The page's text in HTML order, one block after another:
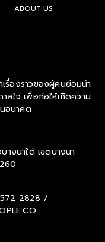
ABOUT US
รื่องราวของผู้คนย่อมนำ
ลใจ เพื่อก่อให้เกิดความ
อนาคต
งนาใต้ เขตบางนา
2828 /